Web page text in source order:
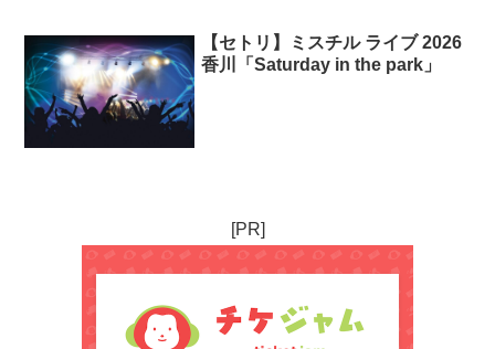
【セトリ】ミスチル ライブ 2026
香川「Saturday in the park」
[PR]